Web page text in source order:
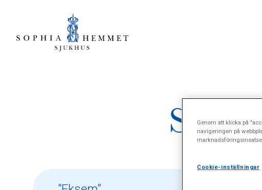
Genom att klicka på
navigeringen på
Cookie-inställningar